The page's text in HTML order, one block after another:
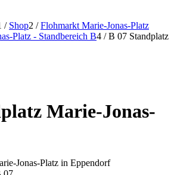
/ Shop2 / Flohmarkt Marie-Jonas-Platz
Platz - Standbereich B4 / B 07 Standplatz
Marie-Jonas-
Jonas-Platz in Eppendorf